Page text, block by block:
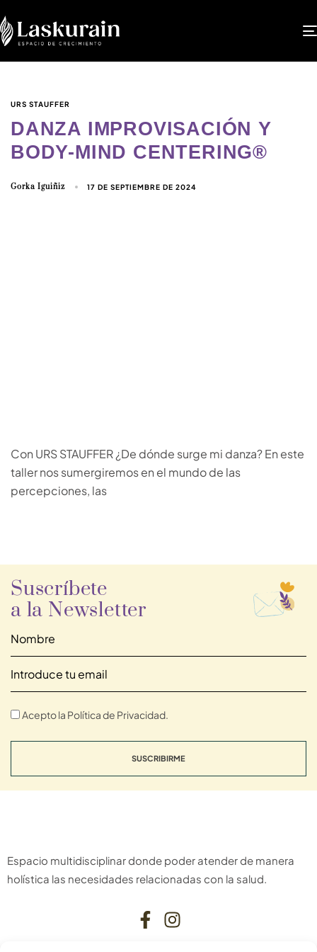
URS STAUFFER
DANZA IMPROVISACIÓN Y
BODY-MIND CENTERING®
Gorka Iguiñiz 17 DE SEPTIEMBRE DE 2024
Con URS STAUFFER ¿De dónde surge mi danza? En este
taller nos sumergiremos en el mundo de las
percepciones, las
Suscríbete
a la Newsletter
Acepto la Política de Privacidad.
SUSCRIBIRME
Espacio multidisciplinar donde poder atender de manera
holística las necesidades relacionadas con la salud.